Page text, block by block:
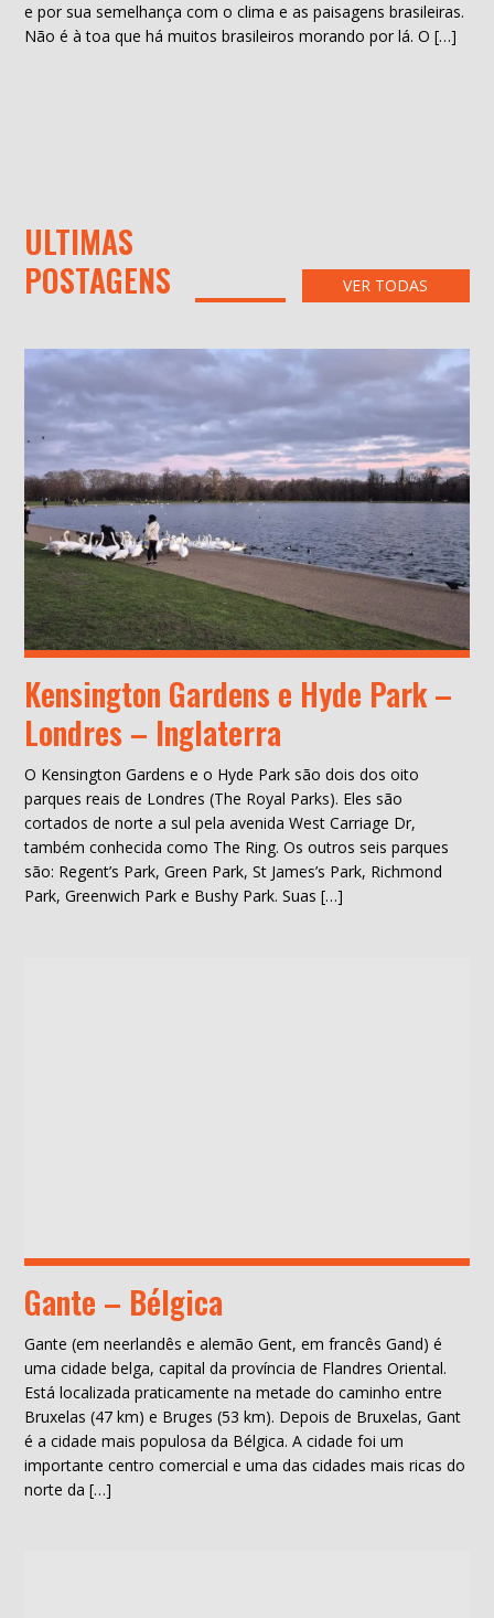
e por sua semelhança com o clima e as paisagens brasileiras.
Não é à toa que há muitos brasileiros morando por lá. O […]
ULTIMAS
POSTAGENS
VER TODAS
Kensington Gardens e Hyde Park –
Londres – Inglaterra
O Kensington Gardens e o Hyde Park são dois dos oito
parques reais de Londres (The Royal Parks). Eles são
cortados de norte a sul pela avenida West Carriage Dr,
também conhecida como The Ring. Os outros seis parques
são: Regent’s Park, Green Park, St James’s Park, Richmond
Park, Greenwich Park e Bushy Park. Suas […]
Gante – Bélgica
Gante (em neerlandês e alemão Gent, em francês Gand) é
uma cidade belga, capital da província de Flandres Oriental.
Está localizada praticamente na metade do caminho entre
Bruxelas (47 km) e Bruges (53 km). Depois de Bruxelas, Gant
é a cidade mais populosa da Bélgica. A cidade foi um
importante centro comercial e uma das cidades mais ricas do
norte da […]